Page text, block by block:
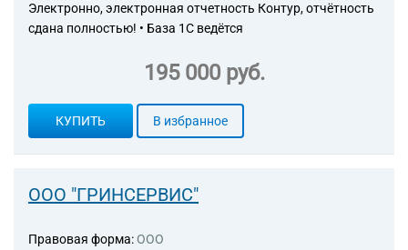
Электронно, электронная отчетность Контур, отчётность
сдана полностью! • База 1С ведётся
195 000 руб.
КУПИТЬ В избранное
ООО "ГРИНСЕРВИС"
Правовая форма: ООО